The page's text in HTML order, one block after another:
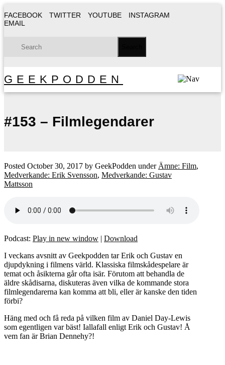
FACEBOOK TWITTER YOUTUBE
INSTAGRAM
EMAIL
GEEKPODDEN
#153 – Filmlegendarer
Posted October 30, 2017 by GeekPodden under Ämne: Film,
Medverkande: Erik Svensson, Medverkande: Gustav
Mattsson
Podcast: Play in new window | Download
I veckans avsnitt av Geekpodden tar Erik och Gustav en
djupdykning i filmens värld. Klassiska filmskådespelare är
temat och åsikterna går ofta isär. Förutom att behandla de
äldre skådisarna, diskuteras även vilka de kommande stora
filmlegendarerna kan komma att bli, eller är kanske den tiden
förbi?
Häng med och få reda på vilken film av Daniel Day-Lewis
som egentligen var bäst! Iallafall enligt Erik och Gustav! Å
vem fan är Brian Dennehy?!